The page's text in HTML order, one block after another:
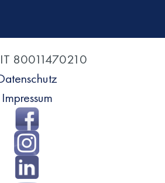
80011470210
Impressum